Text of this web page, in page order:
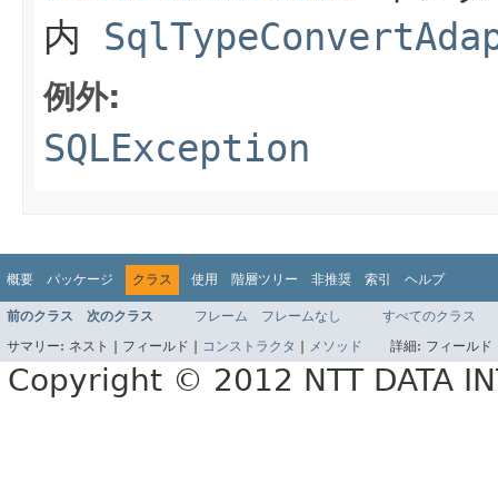
内
例外:
SQLException
概要 パッケージ クラス 使用 階層ツリー 非推奨 索引 ヘルプ
前のクラス 次のクラス フレーム フレームなし
すべてのクラス
サマリー: ネスト | フィールド | コンストラクタ メソッド 詳細: フィール
Copyright © 2012 NTT DATA